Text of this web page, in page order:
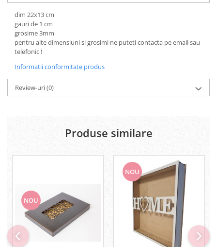
Lipici
Lipici Solid
Lipici Lichid
Markere si Carioci
Carioci
Markere
Markere Acrilice
Markere Permanente
Markere Whiteboard
Plastelina
Plicuri
Radiere scoala
Rezerve
dim 22x13 cm
gauri de 1 cm
grosime 3mm
pentru alte dimensiuni si grosimi ne puteti contacta pe email sau
telefonic !
Informatii conformitate produs
Review-uri(0)
Produse similare
NOU
NOU